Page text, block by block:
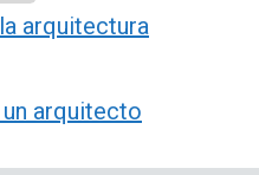
arquitectura
arquitecto